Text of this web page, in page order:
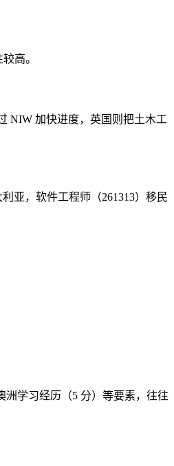
高。
NIW 加快进度，英国则把土木工
亚，软件工程师（261313）移民
洲学习经历（5 分）等要素，往往